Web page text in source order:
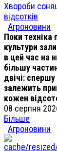
Хвороби
відсотків
Агроновини
Поки техніка
культури
в цей час на
більшу
двічі: спершу
залежить
кожен
08 серпня
Більше
Агроновини